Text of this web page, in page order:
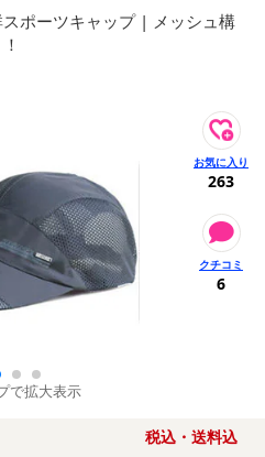
スポーツキャップ | メッシュ構
で拡大表示
263
6
税込・送料込